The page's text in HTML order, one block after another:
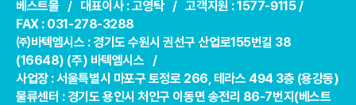
베스트몰 / 대표이사 : 고영탁 / 고객지원 : 1577-9115 /
FAX : 031-278-3288
㈜바텍엠시스 : 경기도 수원시 권선구 산업로155번길 38
(16648) (주) 바텍엠시스 /
사업장 : 서울특별시 마포구 토정로 266, 테라스 494 3층 (용강동)
물류센터 : 경기도 용인시 처인구 이동면 송전리 86-7번지(베스트